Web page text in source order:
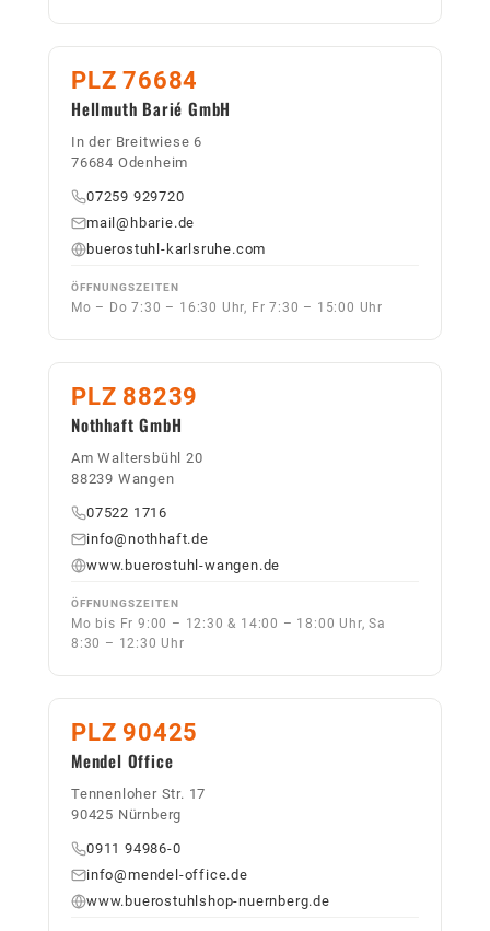
PLZ 76684
Hellmuth Barié GmbH
In der Breitwiese 6
76684 Odenheim
07259 929720
mail@hbarie.de
buerostuhl-karlsruhe.com
ÖFFNUNGSZEITEN
Mo – Do 7:30 – 16:30 Uhr, Fr 7:30 – 15:00 Uhr
PLZ 88239
Nothhaft GmbH
Am Waltersbühl 20
88239 Wangen
07522 1716
info@nothhaft.de
www.buerostuhl-wangen.de
ÖFFNUNGSZEITEN
Mo bis Fr 9:00 – 12:30 & 14:00 – 18:00 Uhr, Sa
8:30 – 12:30 Uhr
PLZ 90425
Mendel Office
Tennenloher Str. 17
90425 Nürnberg
0911 94986-0
info@mendel-office.de
www.buerostuhlshop-nuernberg.de